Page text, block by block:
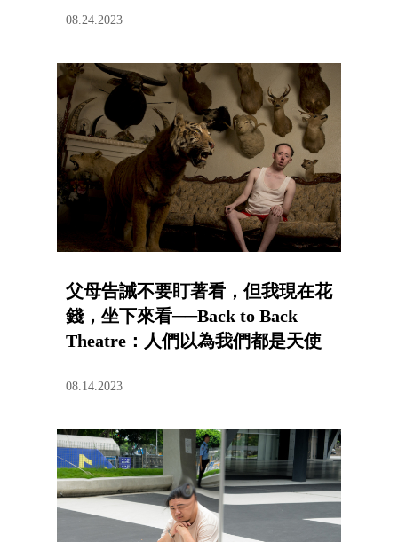
08.24.2023
父母告誡不要盯著看，但我現在花
錢，坐下來看──Back to Back
Theatre：人們以為我們都是天使
08.14.2023